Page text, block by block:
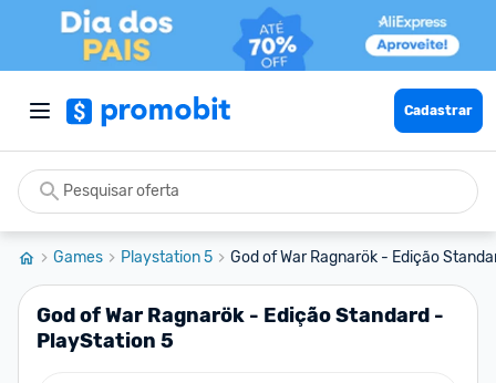
Cadastrar
Games Playstation 5 God of War Ragnarök - Edição
God of War Ragnarök - Edição Standard -
PlayStation 5